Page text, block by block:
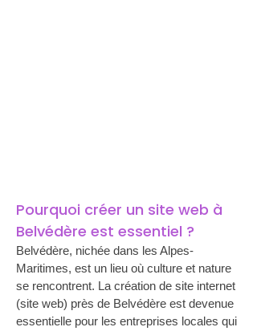
Pourquoi créer un site web à
Belvédère est essentiel ?
Belvédère, nichée dans les Alpes-
Maritimes, est un lieu où culture et nature
se rencontrent. La création de site internet
(site web) près de Belvédère est devenue
essentielle pour les entreprises locales qui